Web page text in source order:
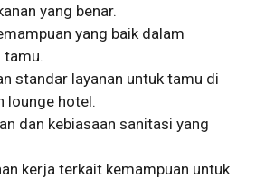
yang benar.
yang baik dalam
tamu.
standar layanan untuk tamu di
lounge hotel.
dan kebiasaan sanitasi yang
kerja terkait kemampuan untuk